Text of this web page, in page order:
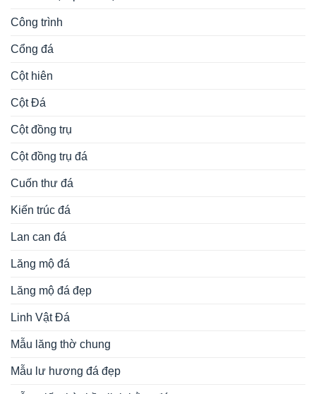
Công trình
Cổng đá
Cột hiên
Cột Đá
Cột đồng trụ
Cột đồng trụ đá
Cuốn thư đá
Kiến trúc đá
Lan can đá
Lăng mộ đá
Lăng mộ đá đẹp
Linh Vật Đá
Mẫu lăng thờ chung
Mẫu lư hương đá đẹp